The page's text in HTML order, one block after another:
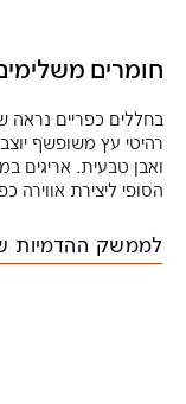
חומרים
בחללים כפריים נראה
רהיטי עץ משופשף
ואבן טבעית. אריגים
הסופי ליצירת
לממשק ההדמיות